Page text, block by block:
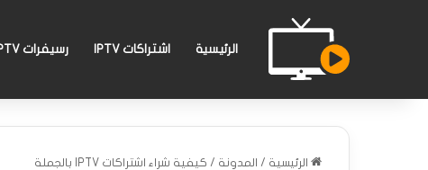
الرئيسية اشتراكات IPTV رسيفرات IPTV
الرئيسية / المدونة / كيفية شراء اشتراكات IPTV بالجملة